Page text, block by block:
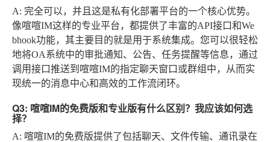
A: 完全可以，并且这是私有化部署平台的一个核心优势。
像喧喧IM这样的专业平台，都提供了丰富的API接口和We
bhook功能，其主要目的就是用于系统集成。您可以很轻松
地将OA系统中的审批通知、公告、任务提醒等信息，通过
调用接口推送到喧喧IM的指定聊天窗口或群组中，从而实
现统一的消息中心和高效的工作流闭环。
Q3: 喧喧IM的免费版和专业版有什么区别？我应该如何选
择？
A: 喧喧IM的免费版提供了包括聊天、文件传输、通讯录在